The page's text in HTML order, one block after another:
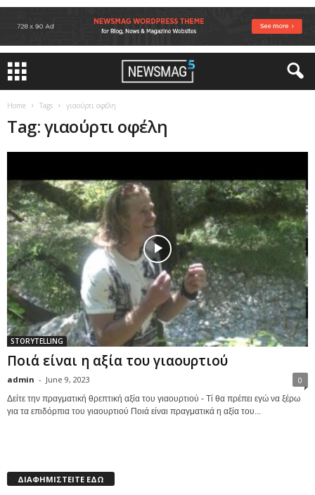
Home Tags γιαούρτι οφέλη
Tag: γιαούρτι οφέλη
STORYTELLING
Ποιά είναι η αξία του γιαουρτιού
admin - June 9, 2023 0
Δείτε την πραγματική θρεπτική αξία του γιαουρτιού - Τί θα πρέπει εγώ να ξέρω
για τα επιδόρπια του γιαουρτιού Ποιά είναι πραγματικά η αξία του...
ΔΙΑΦΗΜΙΣΤΕΙΤΕ ΕΔΩ